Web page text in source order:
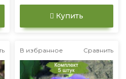
Купить
В избранное Сравнить